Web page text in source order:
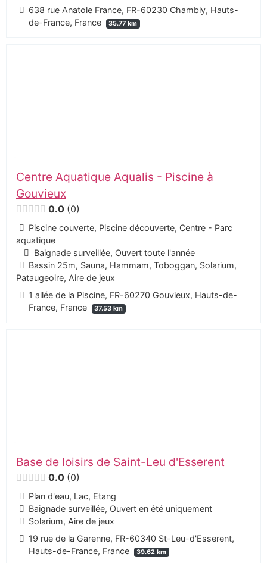
638 rue Anatole France, FR-60230 Chambly, Hauts-
de-France, France
35.77 km
Centre Aquatique Aqualis - Piscine à
Gouvieux
0.0 0
Piscine couverte, Piscine découverte, Centre - Parc
aquatique
Baignade surveillée, Ouvert toute l'année
Bassin 25m, Sauna, Hammam, Toboggan, Solarium,
Pataugeoire, Aire de jeux
1 allée de la Piscine, FR-60270 Gouvieux, Hauts-de-
France, France
37.53 km
Base de loisirs de Saint-Leu d'Esserent
0.0 0
Plan d'eau, Lac, Etang
Baignade surveillée, Ouvert en été uniquement
Solarium, Aire de jeux
19 rue de la Garenne, FR-60340 St-Leu-d'Esserent,
Hauts-de-France, France
39.62 km